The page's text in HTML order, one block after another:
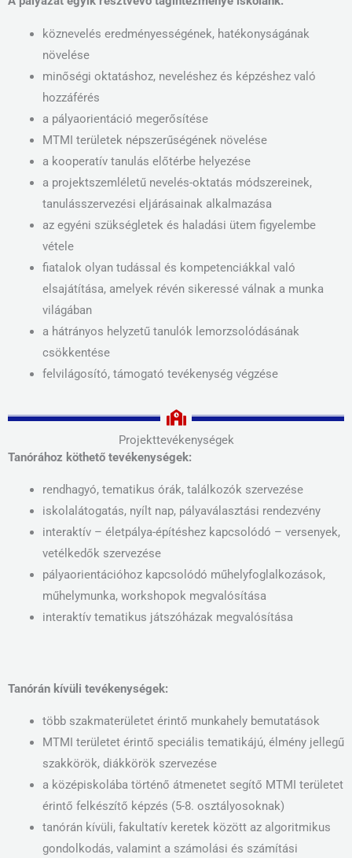
köznevelés eredményességének, hatékonyságának
növelése
minőségi oktatáshoz, neveléshez és képzéshez való
hozzáférés
a pályaorientáció megerősítése
MTMI területek népszerűségének növelése
a kooperatív tanulás előtérbe helyezése
a projektszemléletű nevelés-oktatás módszereinek,
tanulásszervezési eljárásainak alkalmazása
az egyéni szükségletek és haladási ütem figyelembe
vétele
fiatalok olyan tudással és kompetenciákkal való
elsajátítása, amelyek révén sikeressé válnak a munka
világában
a hátrányos helyzetű tanulók lemorzsolódásának
csökkentése
felvilágosító, támogató tevékenység végzése
Projekttevékenységek
Tanórához köthető tevékenységek:
rendhagyó, tematikus órák, találkozók szervezése
iskolalátogatás, nyílt nap, pályaválasztási rendezvény
interaktív – életpálya-építéshez kapcsolódó – versenyek,
vetélkedők szervezése
pályaorientációhoz kapcsolódó műhelyfoglalkozások,
műhelymunka, workshopok megvalósítása
interaktív tematikus játszóházak megvalósítása
Tanórán kívüli tevékenységek:
több szakmaterületet érintő munkahely bemutatások
MTMI területet érintő speciális tematikájú, élmény jellegű
szakkörök, diákkörök szervezése
a középiskolába történő átmenetet segítő MTMI területet
érintő felkészítő képzés (5-8. osztályosoknak)
tanórán kívüli, fakultatív keretek között az algoritmikus
gondolkodás, valamint a számolási és számítási